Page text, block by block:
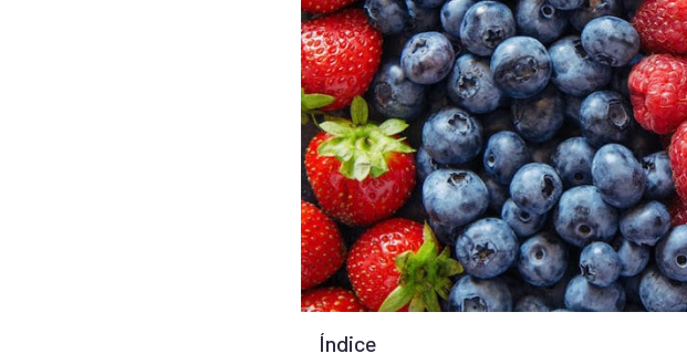
Índice